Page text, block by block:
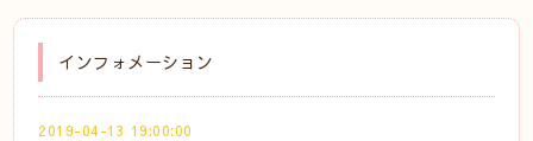
インフォメーション
2019-04-13 19:00:00